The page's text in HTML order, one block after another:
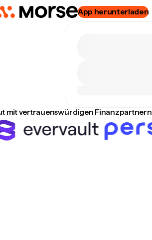
App herunterladen
mit vertrauenswürdigen Finanzpartnern